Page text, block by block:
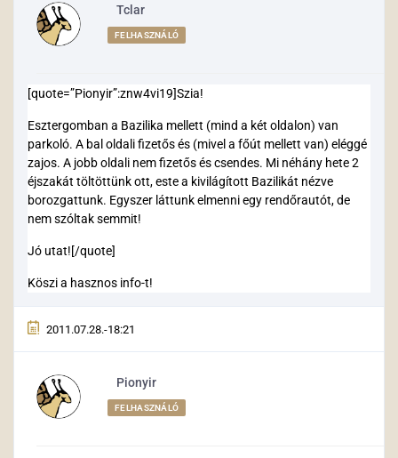
Tclar
FELHASZNÁLÓ
[quote=”Pionyir”:znw4vi19]Szia!
Esztergomban a Bazilika mellett (mind a két oldalon) van
parkoló. A bal oldali fizetős és (mivel a főút mellett van) eléggé
zajos. A jobb oldali nem fizetős és csendes. Mi néhány hete 2
éjszakát töltöttünk ott, este a kivilágított Bazilikát nézve
borozgattunk. Egyszer láttunk elmenni egy rendőrautót, de
nem szóltak semmit!
Jó utat![/quote]
Köszi a hasznos info-t!
2011.07.28.-18:21
Pionyir
FELHASZNÁLÓ